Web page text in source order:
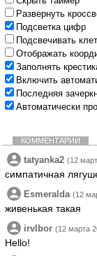
Развернуть
Подсветка цифр
Подсвечивать
Отображать
Заполнять
Включить
Последняя
Автоматически
КОММЕНТАРИИ
tatyanka2 (12
симпатичная
Esmeralda (12
живенькая такая
irvlbor (12 марта
Hello!